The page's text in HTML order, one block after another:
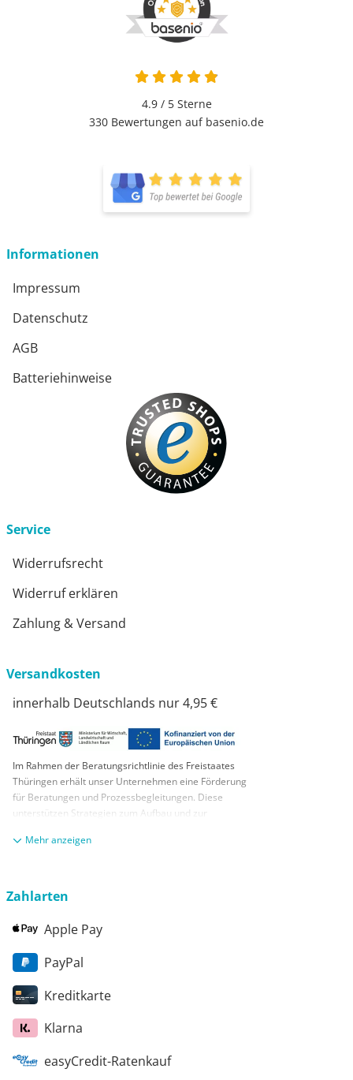
4.9 / 5Sterne
330 Bewertungen auf basenio.de
Informationen
Impressum
Datenschutz
AGB
Batteriehinweise
Service
Widerrufsrecht
Widerruf erklären
Zahlung & Versand
Versandkosten
innerhalb Deutschlands nur 4,95 €
Im Rahmen der Beratungsrichtlinie des Freistaates
Thüringen erhält unser Unternehmen eine Förderung
für Beratungen und Prozessbegleitungen. Diese
unterstützen Strategien zum Aufbau und zur
KMUs. Die daraus resultierenden Ergebnisse und
aus Mitteln des Europäischen Sozialfonds Plus und
anzeigen
Zahlarten
Apple Pay
PayPal
Kreditkarte
Klarna
easyCredit-Ratenkauf